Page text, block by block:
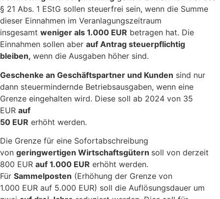
§ 21 Abs. 1 EStG sollen steuerfrei sein, wenn die Summe
dieser Einnahmen im Veranlagungszeitraum
insgesamt weniger als 1.000 EUR betragen hat. Die
Einnahmen sollen aber auf Antrag steuerpflichtig
bleiben, wenn die Ausgaben höher sind.
Geschenke an Geschäftspartner und Kunden sind nur
dann steuermindernde Betriebsausgaben, wenn eine
Grenze eingehalten wird. Diese soll ab 2024 von 35
EUR auf
50 EUR erhöht werden.
Die Grenze für eine Sofortabschreibung
von geringwertigen Wirtschaftsgütern soll von derzeit
800 EUR auf 1.000 EUR erhöht werden.
Für Sammelposten (Erhöhung der Grenze von
1.000 EUR auf 5.000 EUR) soll die Auflösungsdauer um